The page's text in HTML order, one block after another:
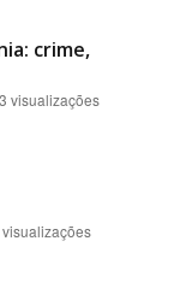
crime,
visualizações
visualizações